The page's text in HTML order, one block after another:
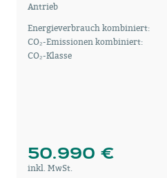
Antrieb
Energieverbrauch kombiniert:
CO₂-Emissionen kombiniert:
CO₂-Klasse
50.990 €
inkl. MwSt.